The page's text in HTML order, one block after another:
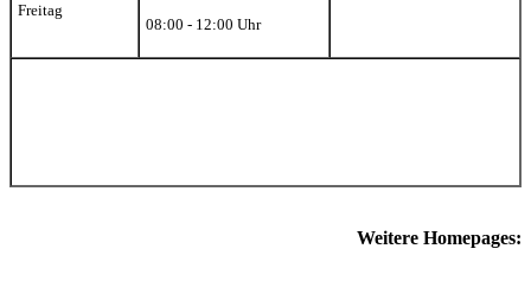
Freitag
08:00 - 12:00 Uhr
Weitere Homepages: